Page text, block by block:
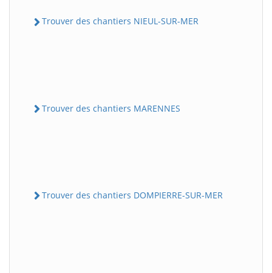
Trouver des chantiers NIEUL-SUR-MER
Trouver des chantiers MARENNES
Trouver des chantiers DOMPIERRE-SUR-MER